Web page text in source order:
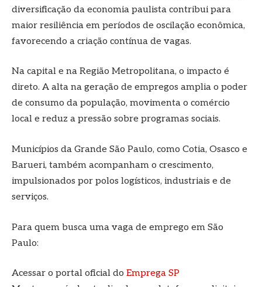
diversificação da economia paulista contribui para
maior resiliência em períodos de oscilação econômica,
favorecendo a criação contínua de vagas.
Na capital e na Região Metropolitana, o impacto é
direto. A alta na geração de empregos amplia o poder
de consumo da população, movimenta o comércio
local e reduz a pressão sobre programas sociais.
Municípios da Grande São Paulo, como Cotia, Osasco e
Barueri, também acompanham o crescimento,
impulsionados por polos logísticos, industriais e de
serviços.
Para quem busca uma vaga de emprego em São
Paulo:
Acessar o portal oficial do Emprega SP